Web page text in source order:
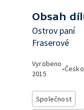
Obsah
Ostrov paní
Fraserové
Vyrobeno
2015
•Česko
Společnost